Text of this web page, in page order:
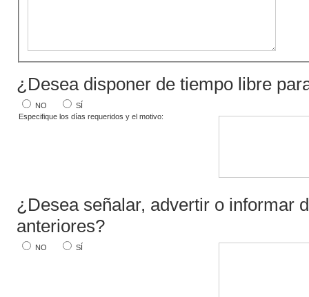
¿Desea disponer de tiempo libre
NO
SÍ
Especifique los días requeridos y el motivo:
¿Desea señalar, advertir o informar
anteriores?
NO SÍ